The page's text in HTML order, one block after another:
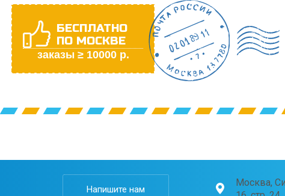
БЕСПЛАТНО
ПО МОСКВЕ
заказы ≥ 10000 р.
Напишите нам
Москва,